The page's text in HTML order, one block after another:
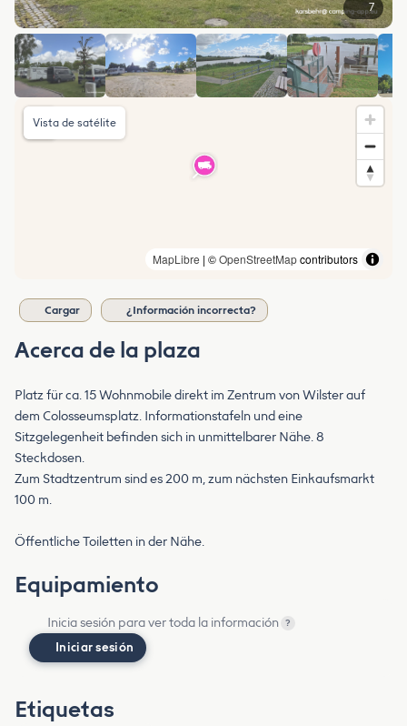
7
MapLibre | ©OpenStreetMapcontributors
Vista de satélite
Cargar ¿Información incorrecta?
Acerca de la plaza
Platz für ca. 15 Wohnmobile direkt im Zentrum von Wilster auf
dem Colosseumsplatz. Informationstafeln und eine
Sitzgelegenheit befinden sich in unmittelbarer Nähe. 8
Steckdosen.
Zum Stadtzentrum sind es 200 m, zum nächsten Einkaufsmarkt
100 m.
Öffentliche Toiletten in der Nähe.
Equipamiento
Inicia sesión para ver toda la información ?
Iniciar sesión
Etiquetas